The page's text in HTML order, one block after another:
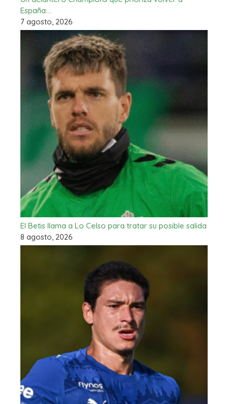
España:…
7 agosto, 2026
El Betis llama a Lo Celso para tratar su posible salida
8 agosto, 2026